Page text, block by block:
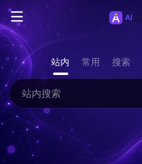
站内 常用 搜索